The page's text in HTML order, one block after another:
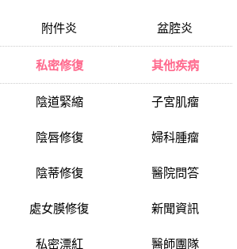
附件炎 盆腔炎
私密修復
陰道緊縮
陰唇修復
陰蒂修復
處女膜修復
私密漂紅
其他疾病
子宮肌瘤
婦科腫瘤
醫院問答
新聞資訊
醫師團隊